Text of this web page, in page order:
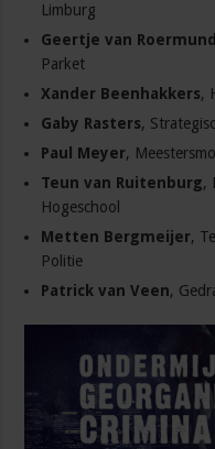
Limburg
Geertje van Roermund
Parket
Xander Beenhakkers,
Gaby Rasters,
Paul Meyer,
Teun van Ruitenburg,
Hogeschool
Metten Bergmeijer,
Politie
Patrick van Veen,